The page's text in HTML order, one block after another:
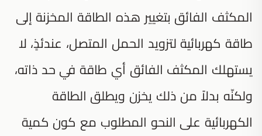
المكثف الفائق بتغيير هذه الطاقة المخزنة إلى
طاقة كهربائية لتزويد الحمل المتصل، عندئذٍ، لا
يستهلك المكثف الفائق أي طاقة في حد ذاته،
ولكنّه بدلاً من ذلك يخزن ويطلق الطاقة
الكهربائية على النحو المطلوب مع كون كمية